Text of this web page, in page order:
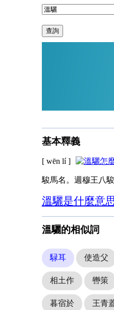
查詢
基本釋義
[ wēn lí ]
駿馬名。週穆王八駿
溫驪是什麼意
溫驪的相似詞
騄耳 使造父
相土作 轡策
暮宿於 王青